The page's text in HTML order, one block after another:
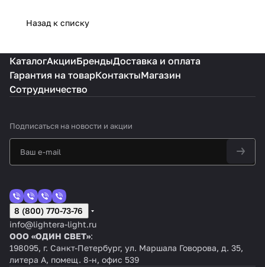
Назад к списку
КаталогАкцииБрендыДоставка и оплата
Гарантия на товарКонтактыМагазин
Сотрудничество
Подписаться на новости и акции
8 (800) 770-73-76
info@lightera-light.ru
ООО «ОДИН СВЕТ»:
198095, г. Санкт-Петербург, ул. Маршала Говорова, д. 35,
литера А, помещ. 8-н, офис 539